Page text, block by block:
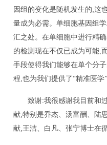
因组的变化是随机发生的 这
量成为必需。单细胞基因组
汇之处。在单细胞中进行精
的检测现在不仅已成为可能
手段使得我们能够在单个分
程 也为我们提供了“精准医学
致谢:我很感谢我目前和
献 特别是乔杰、汤富酬、陆
献 王洁、白凡、张宁博士在